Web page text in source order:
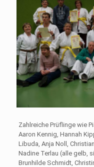
Zahlreiche Prüflinge wie
Aaron Kennig, Hannah
Libuda, Anja Noll,
Nadine Terlau (alle gelb,
Brunhilde Schmidt,